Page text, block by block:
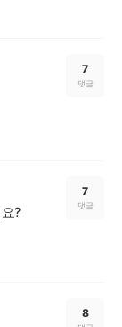
7
댓글
?
7
댓글
8